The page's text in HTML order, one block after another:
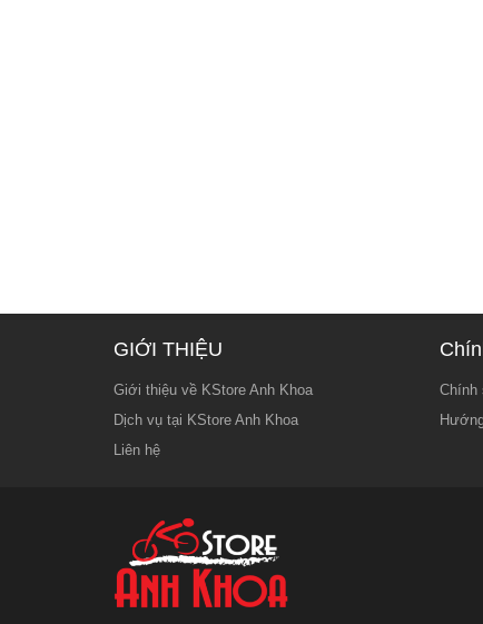
GIỚI THIỆU
Giới thiệu về KStore Anh Khoa
Dịch vụ tại KStore Anh Khoa
Liên hệ
Chính